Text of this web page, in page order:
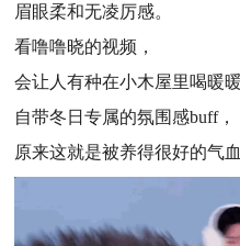
眉眼柔和无凌厉感。
看噜噜晓的视频，
会让人有种在小木屋里喝暖
自带冬日专属的氛围感buff，
原来这就是被养得很好的气